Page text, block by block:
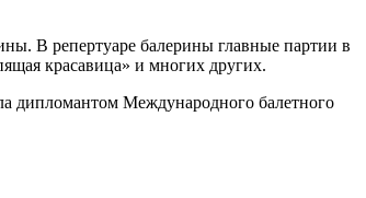
В репертуаре балерины главные партии в
красавица» и многих других.
дипломантом Международного балетного